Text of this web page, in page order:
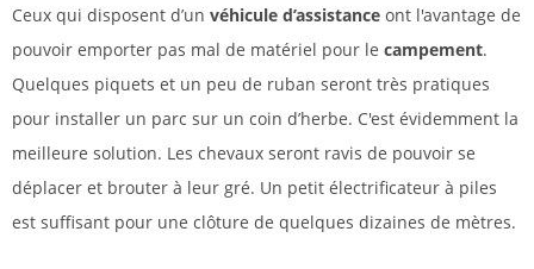
Ceux qui disposent d’un véhicule d’assistance ont l'avantage de
pouvoir emporter pas mal de matériel pour le campement.
Quelques piquets et un peu de ruban seront très pratiques
pour installer un parc sur un coin d’herbe. C'est évidemment la
meilleure solution. Les chevaux seront ravis de pouvoir se
déplacer et brouter à leur gré. Un petit électrificateur à piles
est suffisant pour une clôture de quelques dizaines de mètres.